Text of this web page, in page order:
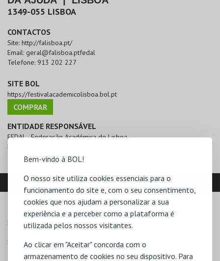
Bem-vindo à BOL!
O nosso site utiliza cookies essenciais para o
funcionamento do site e, com o seu consentimento,
cookies que nos ajudam a personalizar a sua
experiência e a perceber como a plataforma é
utilizada pelos nossos visitantes.
Ao clicar em "Aceitar" concorda com o
armazenamento de cookies no seu dispositivo. Para
1349-055 LISBOA
CONTACTOS
Site: http://falisboa.pt/
Email: geral@falisboa.ptfedal
Telefone: 913 202 227
SITE BOL
https://festivalacademicolisboa.bol.pt
COMPRAR
ENTIDADE RESPONSÁVEL
FEDAL - Federação Académica de Lisboa
NIF:
LOCALIZAÇÃO
MORADA
Rua Sá Nogueira, Pólo Universitário da Ajuda
1349-055 Lisboa
Direcções para FEDAL